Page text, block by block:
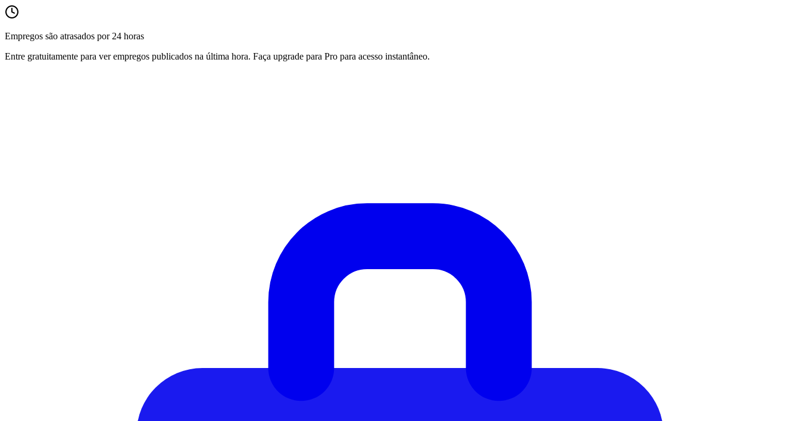
Empregos são atrasados por 24 horas
Entre gratuitamente para ver empregos publicados na última hora. Faça upgrade para Pro para acesso instantâneo.